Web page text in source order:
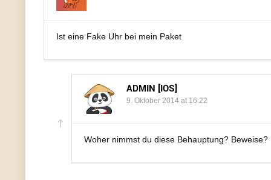
Ist eine Fake Uhr bei mein Paket
ADMIN [IOS]
9. Oktober 2014 at 16:22
Woher nimmst du diese Behauptung? Beweise?